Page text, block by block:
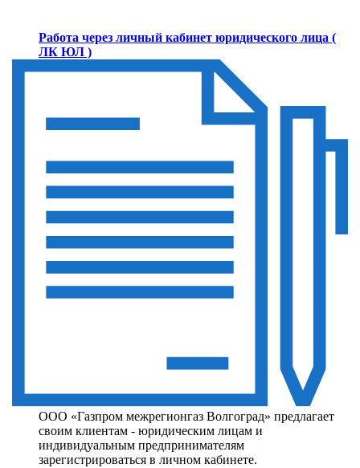
Работа через личный кабинет юридического лица (
ЛК ЮЛ )
ООО «Газпром межрегионгаз Волгоград» предлагает
своим клиентам - юридическим лицам и
индивидуальным предпринимателям
зарегистрироваться в личном кабинете.